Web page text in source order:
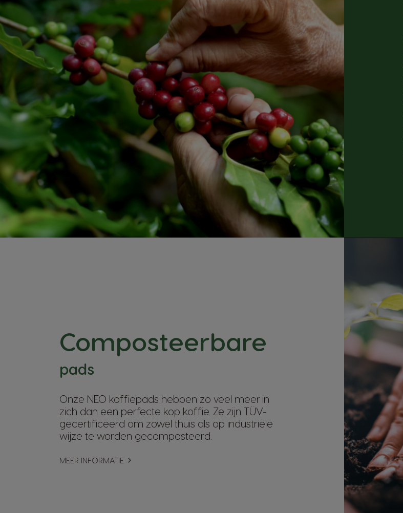
Composteerbare
pads
Onze NEO koffiepads hebben zo veel meer in
zich dan een perfecte kop koffie. Ze zijn TÜV-
gecertificeerd om zowel thuis als op industriële
wijze te worden gecomposteerd.
MEER INFORMATIE